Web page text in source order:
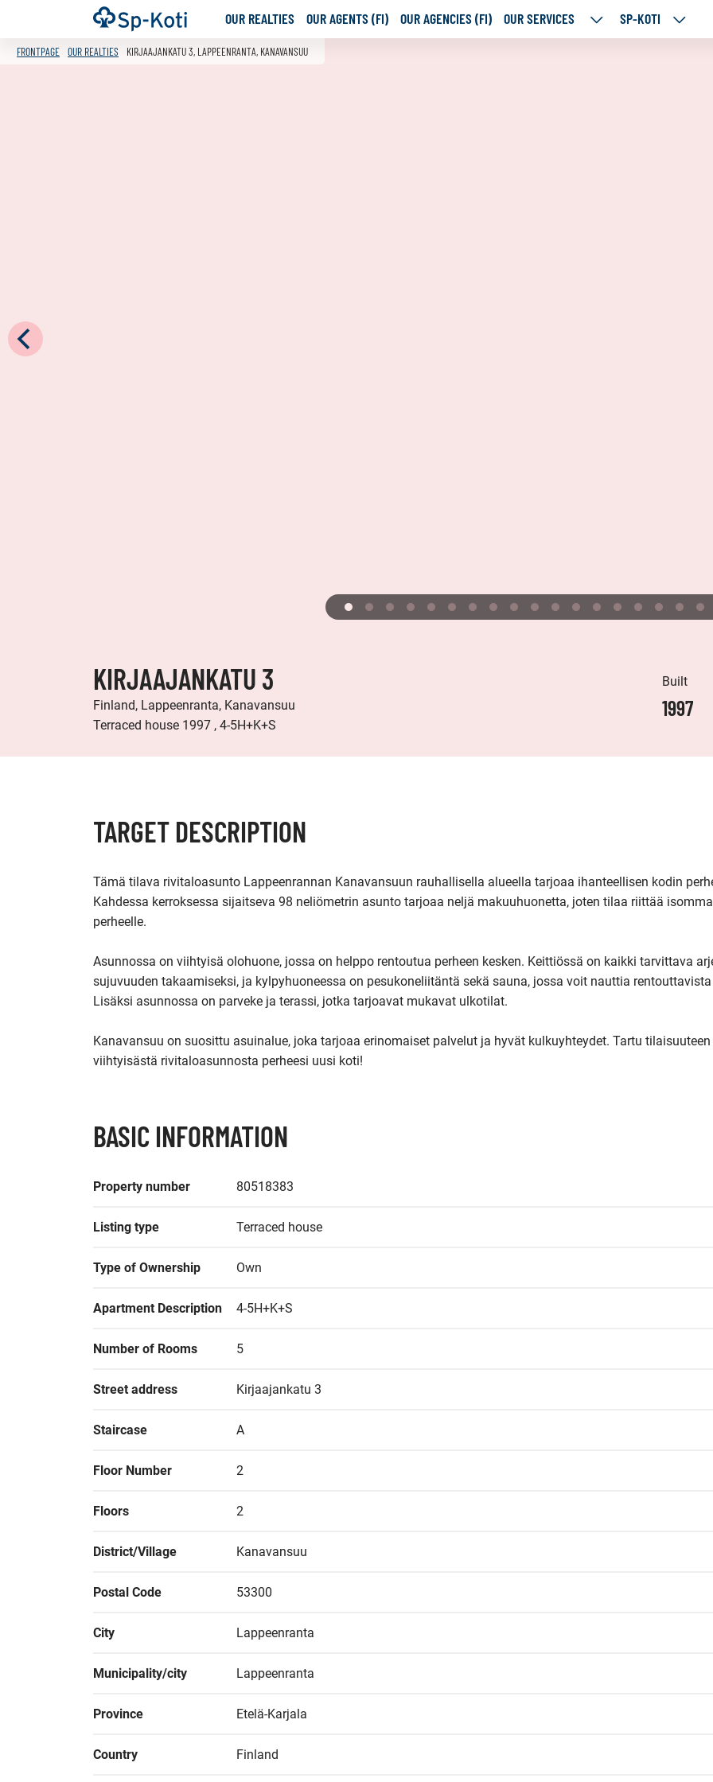
Go
to
content
Frontpage OUR REALTIES OUR AGENTS (FI) OUR AGENCIES (FI) OUR SERVICES
OUR
SP-KOTI
SP-
FRONTPAGE OUR REALTIES KIRJAAJANKATU 3, LAPPEENRANTA, KANAVANSUU
KIRJAAJANKATU 3
Finland, Lappeenranta, Kanavansuu
Terraced house 1997 , 4-5H+K+S
Built
1997
TARGET DESCRIPTION
Tämä tilava rivitaloasunto Lappeenrannan Kanavansuun rauhallisella alueella tarjoaa ihanteellisen kodin
Kahdessa kerroksessa sijaitseva 98 neliömetrin asunto tarjoaa neljä makuuhuonetta, joten tilaa riittää
perheelle.
Asunnossa on viihtyisä olohuone, jossa on helppo rentoutua perheen kesken. Keittiössä on kaikki tarvittava
sujuvuuden takaamiseksi, ja kylpyhuoneessa on pesukoneliitäntä sekä sauna, jossa voit nauttia
Lisäksi asunnossa on parveke ja terassi, jotka tarjoavat mukavat ulkotilat.
Kanavansuu on suosittu asuinalue, joka tarjoaa erinomaiset palvelut ja hyvät kulkuyhteydet. Tartu
viihtyisästä rivitaloasunnosta perheesi uusi koti!
BASIC INFORMATION
Property number 80518383
Listing type Terraced house
Type of Ownership Own
Apartment Description 4-5H+K+S
Number of Rooms 5
Street address Kirjaajankatu 3
Staircase A
Floor Number 2
Floors 2
District/Village Kanavansuu
Postal Code 53300
City Lappeenranta
Municipality/city Lappeenranta
Province Etelä-Karjala
Country Finland